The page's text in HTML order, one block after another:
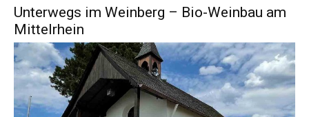
Unterwegs im Weinberg – Bio-Weinbau am
Mittelrhein